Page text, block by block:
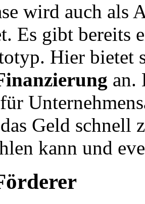
wird auch als
Es gibt bereits
Hier bietet
an.
Geld
kann und